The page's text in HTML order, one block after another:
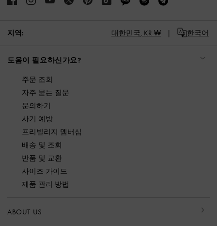
지역: 대한민국, KR ₩ 한국어
도움이 필요하신가요?
주문 조회
자주 묻는 질문
문의하기
사기 예방
프리빌리지 멤버십
배송 및 조회
반품 및 교환
사이즈 가이드
제품 관리 방법
ABOUT US